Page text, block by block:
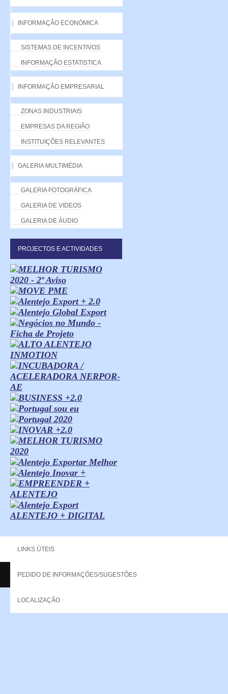
INFORMAÇÃO ECONÓMICA
SISTEMAS DE INCENTIVOS
INFORMAÇÃO ESTATISTICA
INFORMAÇÃO EMPRESARIAL
ZONAS INDUSTRIAIS
EMPRESAS DA REGIÃO
INSTITUIÇÕES RELEVANTES
GALERIA MULTIMÉDIA
GALERIA FOTOGRÁFICA
GALERIA DE VIDEOS
GALERIA DE ÁUDIO
PROJECTOS E ACTIVIDADES
ALENTEJO + DIGITAL
LINKS ÚTEIS
PEDIDO DE INFORMAÇÕES/SUGESTÕES
LOCALIZAÇÃO
Copyright - 2013 NERPOR. All rights reserved.